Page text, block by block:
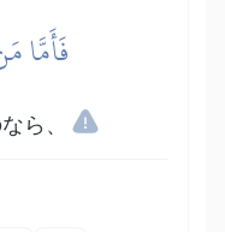
فَأَمَّا
ら、